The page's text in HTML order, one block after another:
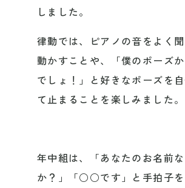
しました。
律動では、ピアノの音をよく
動かすことや、「僕のポーズ
でしょ！」と好きなポーズを
て止まることを楽しみました。
年中組は、「あなたのお名前
か？」「○○です」と手拍子を